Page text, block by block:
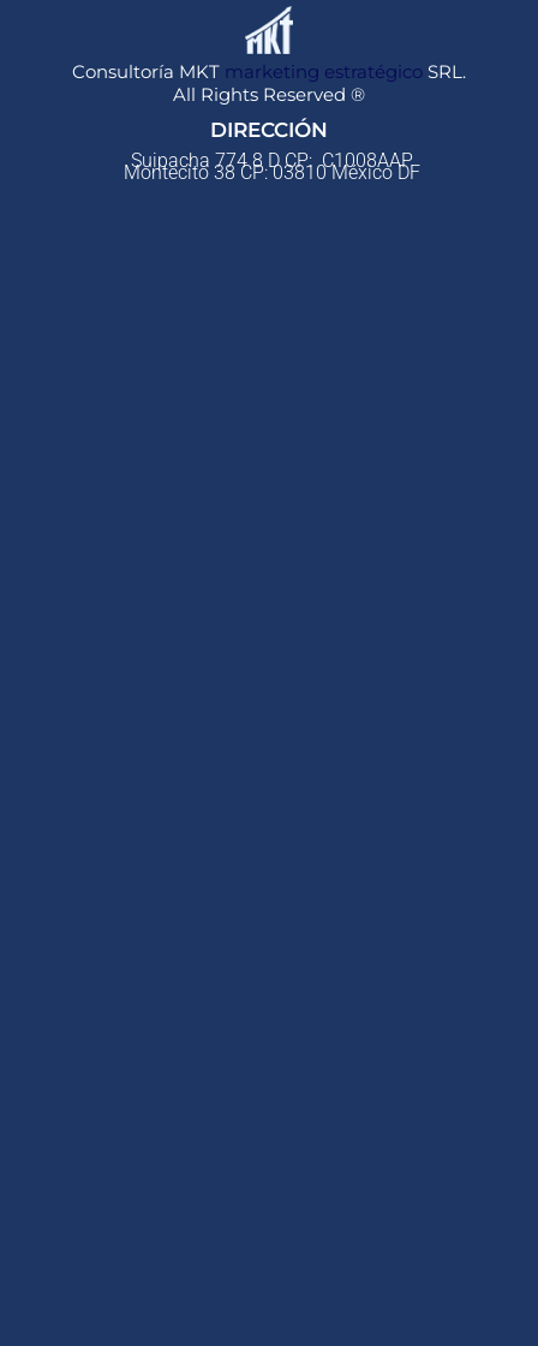
Consultoría MKT marketing estratégico SRL.
All Rights Reserved ®
DIRECCIÓN
Suipacha 774 8 D CP: C1008AAP
Montecito 38 CP: 03810México DF